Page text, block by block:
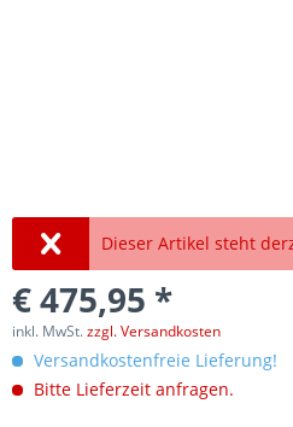
Dieser Artikel steht
€ 475,95 *
inkl. MwSt.zzgl. Versandkosten
Versandkostenfreie Lieferung!
Bitte Lieferzeit anfragen.